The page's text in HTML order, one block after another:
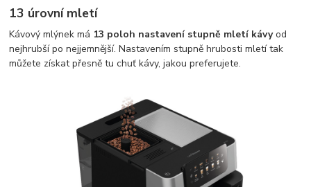
13 úrovní mletí
Kávový mlýnek má 13 poloh nastavení stupně mletí kávyod
nejhrubší po nejjemnější. Nastavením stupně hrubosti mletí tak
můžete získat přesně tu chuť kávy, jakou preferujete.